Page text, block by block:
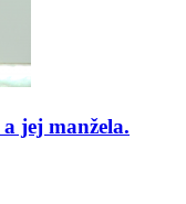
jej manžela.